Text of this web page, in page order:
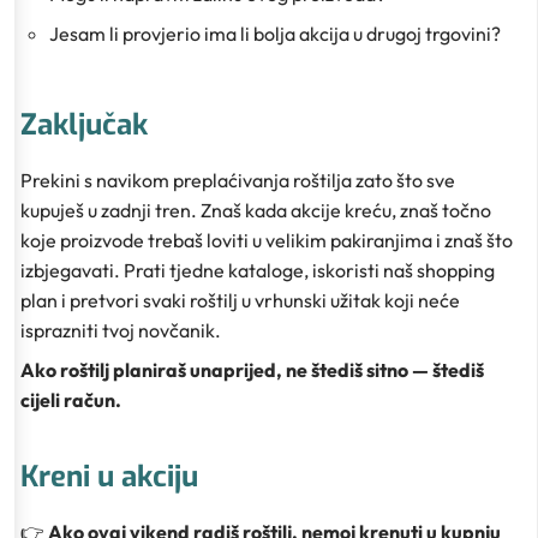
Jesam li provjerio ima li bolja akcija u drugoj trgovini?
Zaključak
Prekini s navikom preplaćivanja roštilja zato što sve
kupuješ u zadnji tren. Znaš kada akcije kreću, znaš točno
koje proizvode trebaš loviti u velikim pakiranjima i znaš što
izbjegavati. Prati tjedne kataloge, iskoristi naš shopping
plan i pretvori svaki roštilj u vrhunski užitak koji neće
isprazniti tvoj novčanik.
Ako roštilj planiraš unaprijed, ne štediš sitno — štediš
cijeli račun.
Kreni u akciju
👉 Ako ovaj vikend radiš roštilj, nemoj krenuti u kupnju